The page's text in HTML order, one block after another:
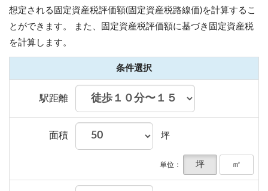
想定される固定資産税評価額(固定資産税路線価)を計算するこ
とができます。
また、固定資産税評価額に基づき固定資産税
を計算します。
条件選択
駅距離
面積 坪
単位： 坪 ㎡